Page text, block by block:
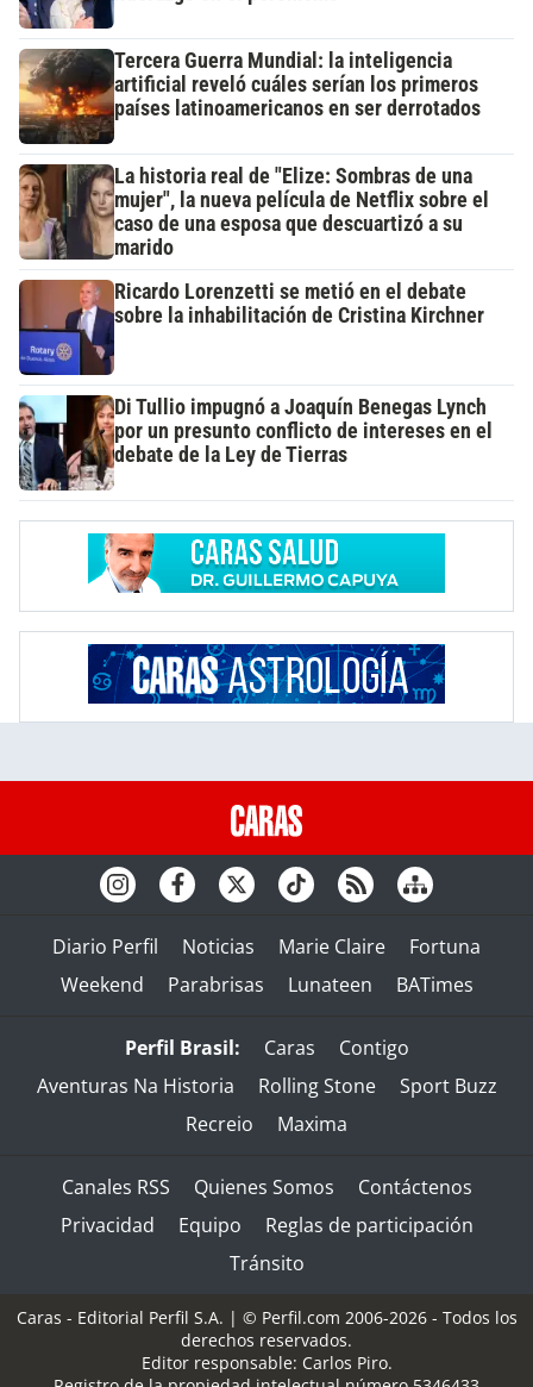
Tercera Guerra Mundial: la inteligencia
artificial reveló cuáles serían los primeros
países latinoamericanos en ser derrotados
La historia real de "Elize: Sombras de una
mujer", la nueva película de Netflix sobre el
caso de una esposa que descuartizó a su
marido
Ricardo Lorenzetti se metió en el debate
sobre la inhabilitación de Cristina Kirchner
Di Tullio impugnó a Joaquín Benegas Lynch
por un presunto conflicto de intereses en el
debate de la Ley de Tierras
Diario Perfil Noticias Marie Claire
Fortuna
Weekend
Parabrisas Lunateen BATimes
Perfil Brasil: Caras
Contigo
Aventuras Na Historia
Rolling Stone
Sport Buzz
Recreio
Maxima
Canales RSS Quienes Somos
Contáctenos
Privacidad
Equipo
Reglas de participación
Tránsito
Caras - Editorial Perfil S.A. | © Perfil.com 2006-2026 - Todos los
derechos reservados.
Editor responsable: Carlos Piro.